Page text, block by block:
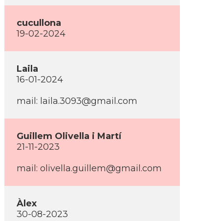
cucullona
19-02-2024
Laila
16-01-2024
mail: laila.3093@gmail.com
Guillem Olivella i Martí­
21-11-2023
mail: olivella.guillem@gmail.com
Àlex
30-08-2023